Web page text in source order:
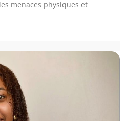
menaces physiques et